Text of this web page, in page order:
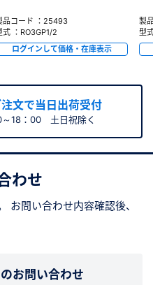
品コード ：25493
式 ：RO3GP1/2
ログインして価格・在庫表示
製
型
文で当日出荷受付
～18：00 土日祝除く
わせ
お問い合わせ内容確認後、
お問い合わせ